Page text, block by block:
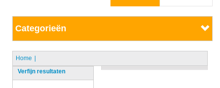
Categorieën
Home
Verfijn resultaten